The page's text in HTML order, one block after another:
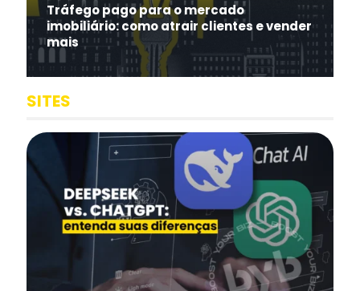
Tráfego pago para o mercado
imobiliário: como atrair clientes e vender
mais
SITES